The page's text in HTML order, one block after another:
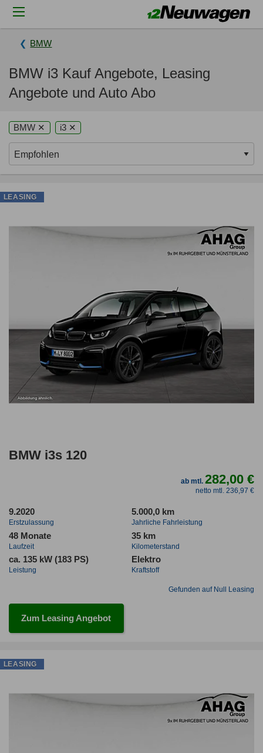
BMW
BMW i3 Kauf Angebote, Leasing
Angebote und Auto Abo
BMW ✕ i3 ✕
BMW i3s 120
ab mtl.282,00 €
netto mtl. 236,97 €
9.2020
Erstzulassung
5.000,0 km
Jahrliche Fahrleistung
48 Monate
Laufzeit
35 km
Kilometerstand
ca. 135 kW (183 PS)
Leistung
Elektro
Kraftstoff
Gefunden auf Null Leasing
Zum Leasing Angebot
LEASING
LEASING